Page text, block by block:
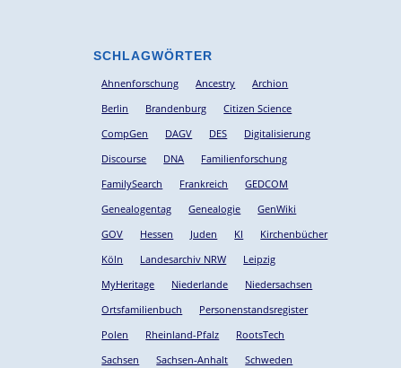
SCHLAGWÖRTER
Ahnenforschung Ancestry
Archion
Berlin
Brandenburg
Citizen Science
CompGen
DAGV DES
Digitalisierung
Discourse
DNA
Familienforschung
FamilySearch
Frankreich
GEDCOM
Genealogentag
Genealogie
GenWiki
GOV
Hessen Juden KI
Kirchenbücher
Köln
Landesarchiv NRW
Leipzig
MyHeritage
Niederlande
Niedersachsen
Ortsfamilienbuch
Personenstandsregister
Polen
Rheinland-Pfalz
RootsTech
Sachsen
Sachsen-Anhalt
Schweden